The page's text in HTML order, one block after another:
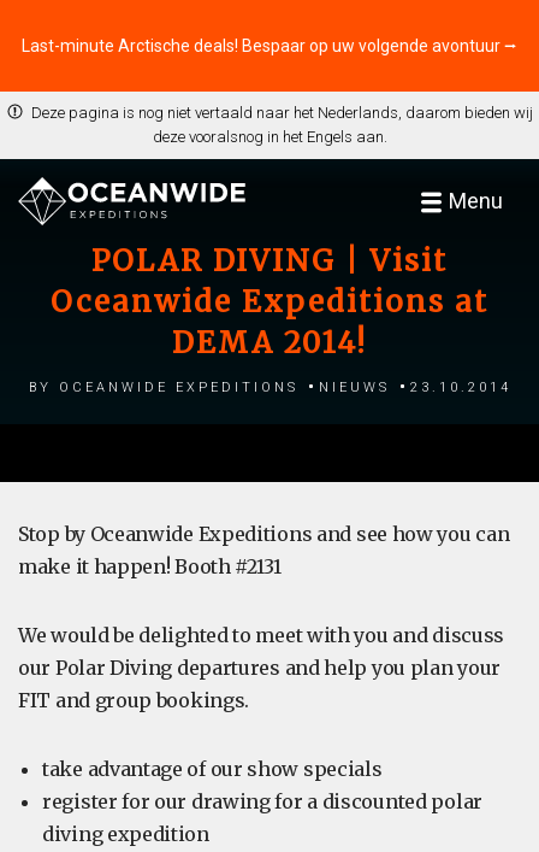
Last-minute Arctische deals! Bespaar op uw volgende avontuur ⭢
Deze pagina is nog niet vertaald naar het Nederlands, daarom bieden wij
deze vooralsnog in het Engels aan.
Menu
POLAR DIVING | Visit
Oceanwide Expeditions at
DEMA 2014!
by Oceanwide Expeditions Nieuws 23.10.2014
Stop by Oceanwide Expeditions and see how you can
make it happen! Booth #2131
We would be delighted to meet with you and discuss
our Polar Diving departures and help you plan your
FIT and group bookings.
take advantage of our show specials
register for our drawing for a discounted polar
diving expedition